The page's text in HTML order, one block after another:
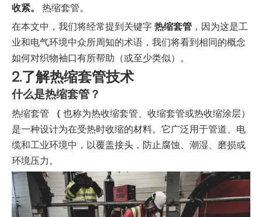
收紧。
热缩套管。
在本文中，我们将经常提到关键字热缩套管 ，因为这是工
业和电气环境中众所周知的术语，我们将看到相同的概念
如何对织物袖口有所帮助（或至少类似）。
2.了解热缩套管技术
什么是热缩套管？
热缩套管 （ 也称为热收缩套管、收缩套管或热收缩涂层）
是一种设计为在受热时收缩的材料。它广泛用于管道、电
缆和工业环境中，以覆盖接头，防止腐蚀、潮湿、磨损或
环境压力。